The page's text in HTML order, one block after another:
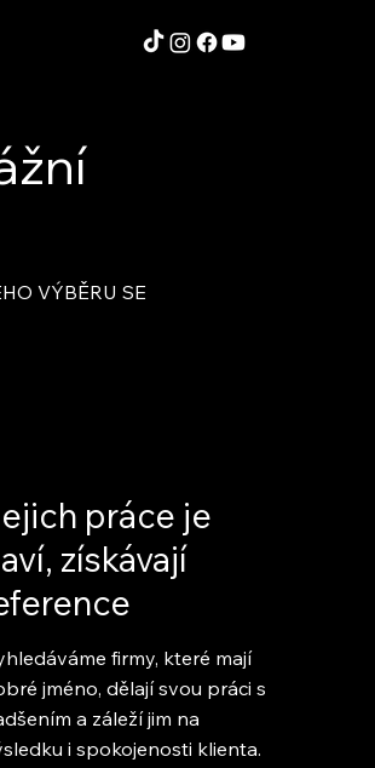
VÝBĚRU SE
práce je
získávají
firmy, které mají
jméno, dělají svou práci s
a záleží jim na
i spokojenosti klienta.